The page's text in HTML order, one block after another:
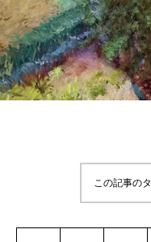
この記事の